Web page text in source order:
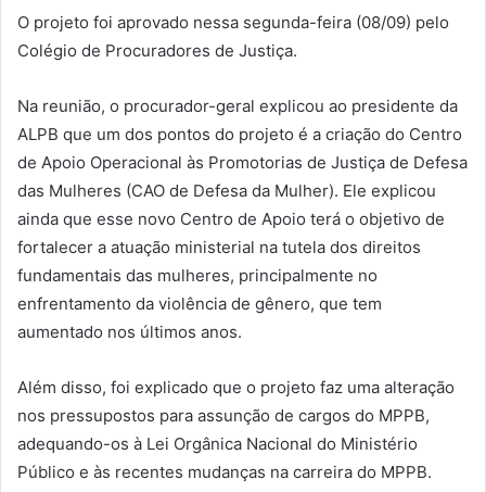
O projeto foi aprovado nessa segunda-feira (08/09) pelo
Colégio de Procuradores de Justiça.
Na reunião, o procurador-geral explicou ao presidente da
ALPB que um dos pontos do projeto é a criação do Centro
de Apoio Operacional às Promotorias de Justiça de Defesa
das Mulheres (CAO de Defesa da Mulher). Ele explicou
ainda que esse novo Centro de Apoio terá o objetivo de
fortalecer a atuação ministerial na tutela dos direitos
fundamentais das mulheres, principalmente no
enfrentamento da violência de gênero, que tem
aumentado nos últimos anos.
Além disso, foi explicado que o projeto faz uma alteração
nos pressupostos para assunção de cargos do MPPB,
adequando-os à Lei Orgânica Nacional do Ministério
Público e às recentes mudanças na carreira do MPPB.